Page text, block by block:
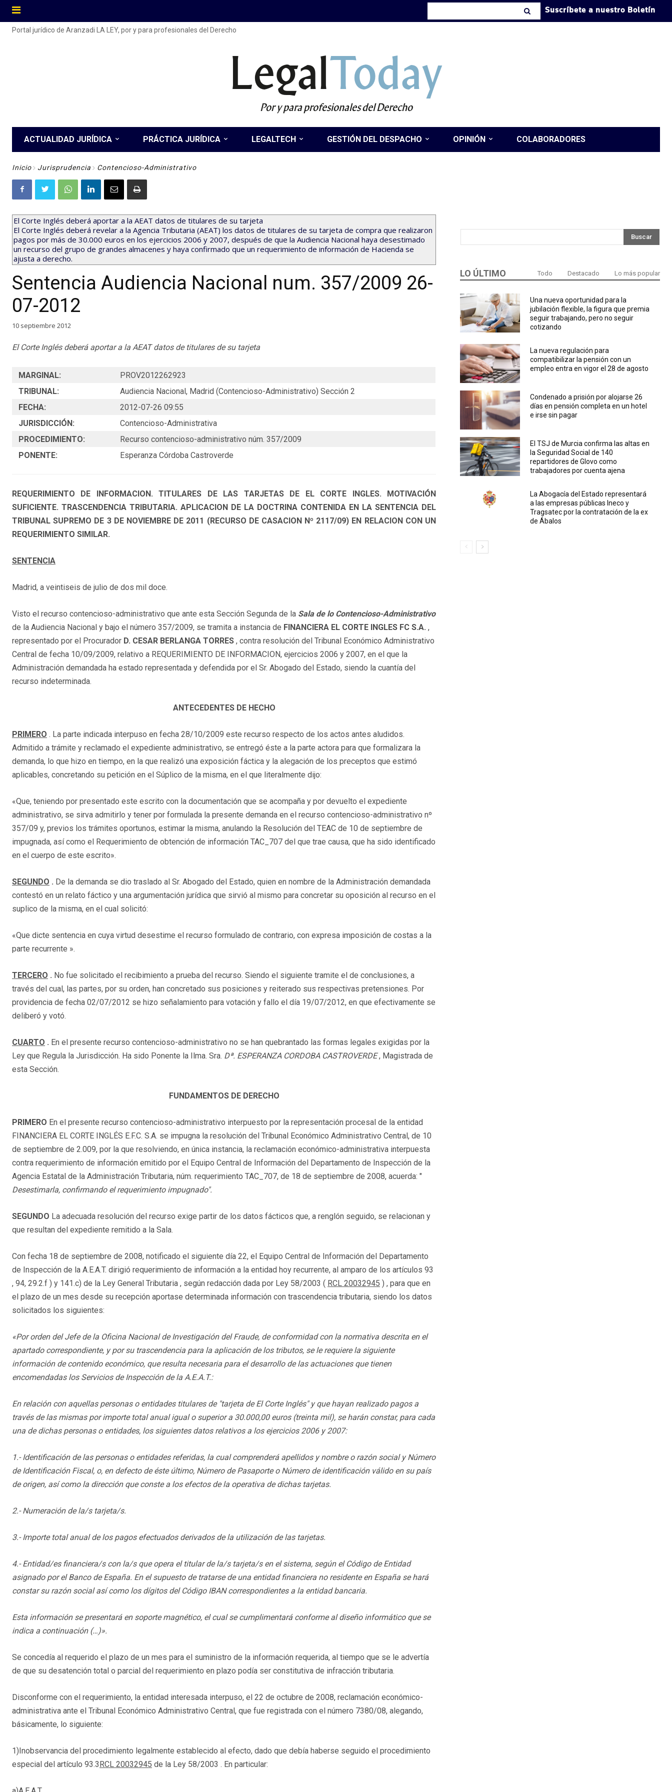
Suscríbete a nuestro Boletín
Portal jurídico de Aranzadi LA LEY, por y para profesionales del Derecho
LegalToday
Por y para profesionales del Derecho
ACTUALIDAD JURÍDICA PRÁCTICA JURÍDICA LEGALTECH GESTIÓN DEL DESPACHO OPINIÓN COLABORADORES
Inicio Jurisprudencia Contencioso-Administrativo
El Corte Inglés deberá aportar a la AEAT datos de titulares de su tarjeta
El Corte Inglés deberá revelar a la Agencia Tributaria (AEAT) los datos de titulares de su tarjeta de compra que realizaron
pagos por más de 30.000 euros en los ejercicios 2006 y 2007, después de que la Audiencia Nacional haya desestimado
un recurso del grupo de grandes almacenes y haya confirmado que un requerimiento de información de Hacienda se
ajusta a derecho.
Sentencia Audiencia Nacional num. 357/2009 26-
07-2012
10 septiembre 2012
El Corte Inglés deberá aportar a la AEAT datos de titulares de su tarjeta
MARGINAL:
PROV2012262923
TRIBUNAL:
Audiencia Nacional, Madrid (Contencioso-Administrativo) Sección 2
FECHA:
2012-07-26 09:55
JURISDICCIÓN:
Contencioso-Administrativa
PROCEDIMIENTO:
Recurso contencioso-administrativo núm. 357/2009
PONENTE:
Esperanza Córdoba Castroverde
REQUERIMIENTO DE INFORMACION. TITULARES DE LAS TARJETAS DE EL CORTE INGLES. MOTIVACIÓN
SUFICIENTE. TRASCENDENCIA TRIBUTARIA. APLICACION DE LA DOCTRINA CONTENIDA EN LA SENTENCIA DEL
TRIBUNAL SUPREMO DE 3 DE NOVIEMBRE DE 2011 (RECURSO DE CASACION Nº 2117/09) EN RELACION CON UN
REQUERIMIENTO SIMILAR.
SENTENCIA
Madrid, a veintiseis de julio de dos mil doce.
Visto el recurso contencioso-administrativo que ante esta Sección Segunda de la Sala de lo Contencioso-Administrativo
de la Audiencia Nacional y bajo el número 357/2009, se tramita a instancia de FINANCIERA EL CORTE INGLES FC S.A. ,
representado por el Procurador D. CESAR BERLANGA TORRES , contra resolución del Tribunal Económico Administrativo
Central de fecha 10/09/2009, relativo a REQUERIMIENTO DE INFORMACION, ejercicios 2006 y 2007, en el que la
Administración demandada ha estado representada y defendida por el Sr. Abogado del Estado, siendo la cuantía del
recurso indeterminada.
ANTECEDENTES DE HECHO
PRIMERO . La parte indicada interpuso en fecha 28/10/2009 este recurso respecto de los actos antes aludidos.
Admitido a trámite y reclamado el expediente administrativo, se entregó éste a la parte actora para que formalizara la
demanda, lo que hizo en tiempo, en la que realizó una exposición fáctica y la alegación de los preceptos que estimó
aplicables, concretando su petición en el Súplico de la misma, en el que literalmente dijo:
«Que, teniendo por presentado este escrito con la documentación que se acompaña y por devuelto el expediente
administrativo, se sirva admitirlo y tener por formulada la presente demanda en el recurso contencioso-administrativo nº
357/09 y, previos los trámites oportunos, estimar la misma, anulando la Resolución del TEAC de 10 de septiembre de
impugnada, así como el Requerimiento de obtención de información TAC_707 del que trae causa, que ha sido identificado
en el cuerpo de este escrito».
SEGUNDO . De la demanda se dio traslado al Sr. Abogado del Estado, quien en nombre de la Administración demandada
contestó en un relato fáctico y una argumentación jurídica que sirvió al mismo para concretar su oposición al recurso en el
suplico de la misma, en el cual solicitó:
«Que dicte sentencia en cuya virtud desestime el recurso formulado de contrario, con expresa imposición de costas a la
parte recurrente ».
TERCERO . No fue solicitado el recibimiento a prueba del recurso. Siendo el siguiente tramite el de conclusiones, a
través del cual, las partes, por su orden, han concretado sus posiciones y reiterado sus respectivas pretensiones. Por
providencia de fecha 02/07/2012 se hizo señalamiento para votación y fallo el día 19/07/2012, en que efectivamente se
deliberó y votó.
CUARTO . En el presente recurso contencioso-administrativo no se han quebrantado las formas legales exigidas por la
Ley que Regula la Jurisdicción. Ha sido Ponente la Ilma. Sra. Dª. ESPERANZA CORDOBA CASTROVERDE, Magistrada de
esta Sección.
FUNDAMENTOS DE DERECHO
PRIMERO En el presente recurso contencioso-administrativo interpuesto por la representación procesal de la entidad
FINANCIERA EL CORTE INGLÉS E.F.C. S.A. se impugna la resolución del Tribunal Económico Administrativo Central, de 10
de septiembre de 2.009, por la que resolviendo, en única instancia, la reclamación económico-administrativa interpuesta
contra requerimiento de información emitido por el Equipo Central de Información del Departamento de Inspección de la
Agencia Estatal de la Administración Tributaria, núm. requerimiento TAC_707, de 18 de septiembre de 2008, acuerda: "
Desestimarla, confirmando el requerimiento impugnado".
SEGUNDO La adecuada resolución del recurso exige partir de los datos fácticos que, a renglón seguido, se relacionan y
que resultan del expediente remitido a la Sala.
Con fecha 18 de septiembre de 2008, notificado el siguiente día 22, el Equipo Central de Información del Departamento
de Inspección de la A.E.A.T. dirigió requerimiento de información a la entidad hoy recurrente, al amparo de los artículos 93
, 94, 29.2.f ) y 141.c) de la Ley General Tributaria , según redacción dada por Ley 58/2003 ( RCL 20032945 ) , para que en
el plazo de un mes desde su recepción aportase determinada información con trascendencia tributaria, siendo los datos
solicitados los siguientes:
«Por orden del Jefe de la Oficina Nacional de Investigación del Fraude, de conformidad con la normativa descrita en el
apartado correspondiente, y por su trascendencia para la aplicación de los tributos, se le requiere la siguiente
información de contenido económico, que resulta necesaria para el desarrollo de las actuaciones que tienen
encomendadas los Servicios de Inspección de la A.E.A.T.:
En relación con aquellas personas o entidades titulares de "tarjeta de El Corte Inglés" y que hayan realizado pagos a
través de las mismas por importe total anual igual o superior a 30.000,00 euros (treinta mil), se harán constar, para cada
una de dichas personas o entidades, los siguientes datos relativos a los ejercicios 2006 y 2007:
1.- Identificación de las personas o entidades referidas, la cual comprenderá apellidos y nombre o razón social y Número
de Identificación Fiscal, o, en defecto de éste último, Número de Pasaporte o Número de identificación válido en su país
de origen, así como la dirección que conste a los efectos de la operativa de dichas tarjetas.
2.- Numeración de la/s tarjeta/s.
3.- Importe total anual de los pagos efectuados derivados de la utilización de las tarjetas.
4.- Entidad/es financiera/s con la/s que opera el titular de la/s tarjeta/s en el sistema, según el Código de Entidad
asignado por el Banco de España. En el supuesto de tratarse de una entidad financiera no residente en España se hará
constar su razón social así como los dígitos del Código IBAN correspondientes a la entidad bancaria.
Esta información se presentará en soporte magnético, el cual se cumplimentará conforme al diseño informático que se
indica a continuación (…)».
Se concedía al requerido el plazo de un mes para el suministro de la información requerida, al tiempo que se le advertía
de que su desatención total o parcial del requerimiento en plazo podía ser constitutiva de infracción tributaria.
Disconforme con el requerimiento, la entidad interesada interpuso, el 22 de octubre de 2008, reclamación económico-
administrativa ante el Tribunal Económico Administrativo Central, que fue registrada con el número 7380/08, alegando,
básicamente, lo siguiente:
1)Inobservancia del procedimiento legalmente establecido al efecto, dado que debía haberse seguido el procedimiento
especial del artículo 93.3 RCL 20032945 de la Ley 58/2003 . En particular:
Buscar
LO ÚLTIMO Todo Destacado Lo más popular
Una nueva oportunidad para la
jubilación flexible, la figura que premia
seguir trabajando, pero no seguir
cotizando
La nueva regulación para
compatibilizar la pensión con un
empleo entra en vigor el 28 de agosto
Condenado a prisión por alojarse 26
días en pensión completa en un hotel
e irse sin pagar
El TSJ de Murcia confirma las altas en
la Seguridad Social de 140
repartidores de Glovo como
trabajadores por cuenta ajena
La Abogacía del Estado representará
a las empresas públicas Ineco y
Tragsatec por la contratación de la ex
de Ábalos